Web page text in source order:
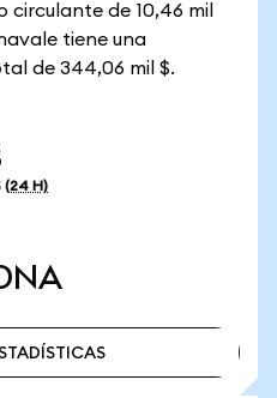
circulante de 10,46 mil
tiene una
de 344,06 mil $.
(24 H)